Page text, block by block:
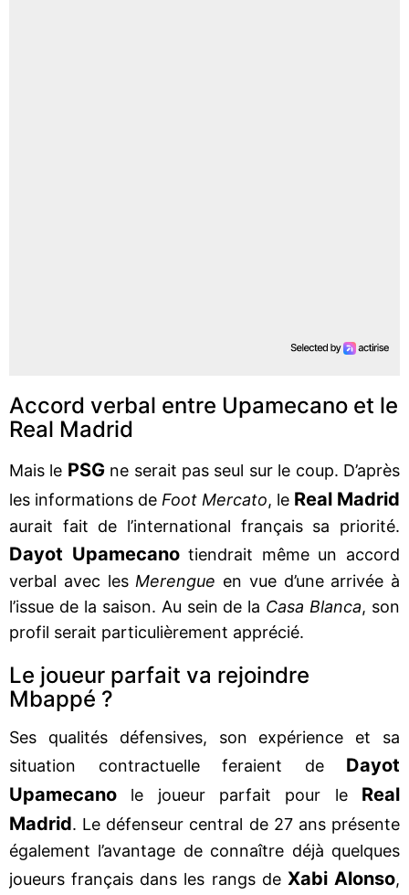
Accord verbal entre Upamecano et le
Real Madrid
Mais le PSGne serait pas seul sur le coup. D’après
les informations de Foot Mercato, le Real Madrid
aurait fait de l’international français sa priorité.
Dayot Upamecanotiendrait même un accord
verbal avec les Merengue en vue d’une arrivée à
l’issue de la saison. Au sein de la Casa Blanca, son
profil serait particulièrement apprécié.
Le joueur parfait va rejoindre
Mbappé ?
Ses qualités défensives, son expérience et sa
situation contractuelle feraient de Dayot
Upamecano le joueur parfait pour le Real
Madrid. Le défenseur central de 27 ans présente
également l’avantage de connaître déjà quelques
joueurs français dans les rangs de Xabi Alonso,